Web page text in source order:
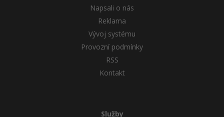
Napsali o nás
Reklama
Vývoj systému
Provozní podmínky
RSS
Kontakt
Služby